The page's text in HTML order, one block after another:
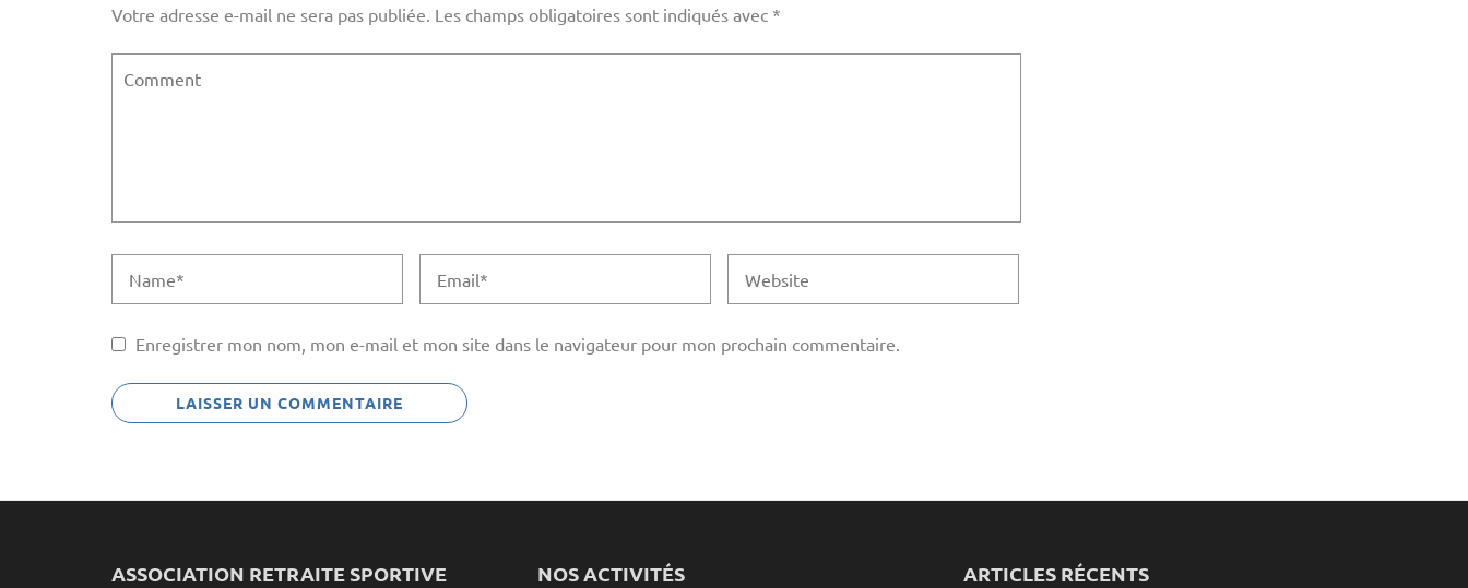
Votre adresse e-mail ne sera pas publiée. Les champs obligatoires sont indiqués avec *
Enregistrer mon nom, mon e-mail et mon site dans le navigateur pour mon prochain commentaire.
ASSOCIATION RETRAITE SPORTIVE NOS ACTIVITÉS ARTICLES RÉCENTS